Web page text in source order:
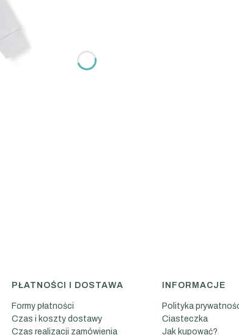
PŁATNOŚCI I DOSTAWA
Formy płatności
Czas i koszty dostawy
Czas realizacji zamówienia
INFORMACJE
Polityka
Ciasteczka
Jak kupować?